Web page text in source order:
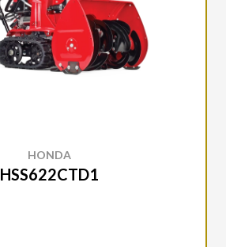
HONDA
HSS622CTD1